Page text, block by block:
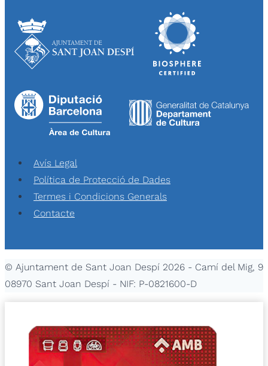
Avís Legal
Política de Protecció de Dades
Termes i Condicions Generals
Contacte
© Ajuntament de Sant Joan Despí 2026 - Camí del Mig, 9
08970 Sant Joan Despí - NIF: P-0821600-D